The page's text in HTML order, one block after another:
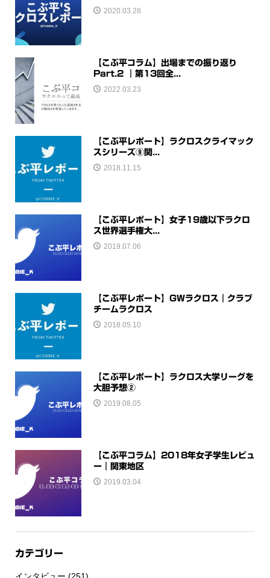
2020.03.28
【こぶ平コラム】出場までの振り返り
Part.2 ｜第13回全...
2022.03.23
【こぶ平レポート】ラクロスクライマック
スシリーズ⑨関...
2018.11.15
【こぶ平レポート】女子19歳以下ラクロ
ス世界選手権大...
2019.07.06
【こぶ平レポート】GWラクロス｜クラブ
チームラクロス
2018.05.10
【こぶ平レポート】ラクロス大学リーグを
大胆予想②
2019.08.05
【こぶ平コラム】2018年女子学生レビュ
ー｜関東地区
2019.03.04
カテゴリー